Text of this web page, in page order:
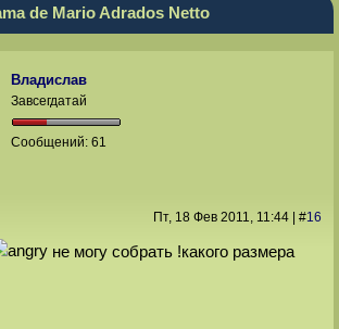
de Mario Adrados Netto
Владислав
Завсегдатай
Сообщений:61
Пт, 18 Фев 2011, 11:44| #16
не могу собрать !какого размера